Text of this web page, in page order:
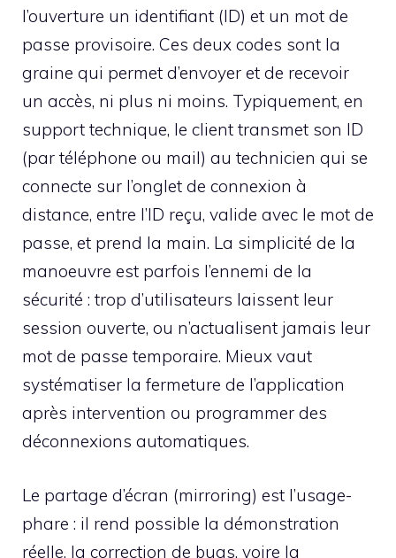
l’ouverture un identifiant (ID) et un mot de
passe provisoire. Ces deux codes sont la
graine qui permet d’envoyer et de recevoir
un accès, ni plus ni moins. Typiquement, en
support technique, le client transmet son ID
(par téléphone ou mail) au technicien qui se
connecte sur l’onglet de connexion à
distance, entre l’ID reçu, valide avec le mot de
passe, et prend la main. La simplicité de la
manoeuvre est parfois l’ennemi de la
sécurité : trop d’utilisateurs laissent leur
session ouverte, ou n’actualisent jamais leur
mot de passe temporaire. Mieux vaut
systématiser la fermeture de l’application
après intervention ou programmer des
déconnexions automatiques.
Le partage d’écran (mirroring) est l’usage-
phare : il rend possible la démonstration
réelle, la correction de bugs, voire la